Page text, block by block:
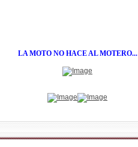
LA MOTO NO HACE AL MOTERO...